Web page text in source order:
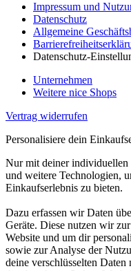
Impressum und
Datenschutz
Allgemeine
Datenschutz-
Unternehmen
Weitere nice Shops
Vertrag widerrufen
Personalisiere dein
Nur mit deiner
und weitere Technologien,
Einkaufserlebnis zu bieten.
Dazu erfassen wir Daten
Geräte. Diese nutzen wir
Website und um dir
sowie zur Analyse der
deine verschlüsselten